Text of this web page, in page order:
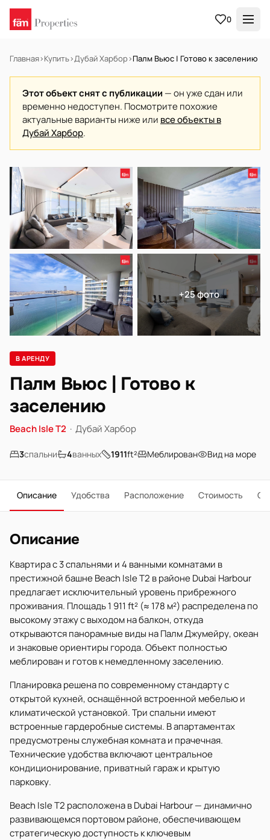
0
Главная›Купить›Дубай Харбор›Палм Вьюс | Готово к заселению
Этот объект снят с публикации — он уже сдан или
временно недоступен. Посмотрите похожие
актуальные варианты ниже или все объекты в
Дубай Харбор.
Готов к заселению
+25 фото
В АРЕНДУ
Палм Вьюс | Готово к
заселению
Beach Isle T2 · Дубай Харбор
3спальни 4ванных 1911ft² Меблирован Вид на море
Описание Удобства Расположение Стоимость О
Описание
Квартира с 3 спальнями и 4 ванными комнатами в
престижной башне Beach Isle T2 в районе Dubai Harbour
предлагает исключительный уровень прибрежного
проживания. Площадь 1 911 ft² (≈ 178 м²) распределена по
высокому этажу с выходом на балкон, откуда
открываются панорамные виды на Палм Джумейру, океан
и знаковые ориентиры города. Объект полностью
меблирован и готов к немедленному заселению.
Планировка решена по современному стандарту с
открытой кухней, оснащённой встроенной мебелью и
климатической установкой. Три спальни имеют
встроенные гардеробные системы. В апартаментах
предусмотрены служебная комната и прачечная.
Технические удобства включают центральное
кондиционирование, приватный гараж и крытую
парковку.
Beach Isle T2 расположена в Dubai Harbour — динамично
развивающемся портовом районе, обеспечивающем
стратегическую доступность к ключевым